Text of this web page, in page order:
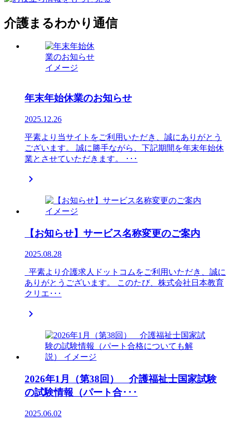
介護まるわかり通信
年末年始休業のお知らせ
2025.12.26
平素より当サイトをご利用いただき、誠にありがとう
ございます。 誠に勝手ながら、下記期間を年末年始休
業とさせていただきます。 ･･･

【お知らせ】サービス名称変更のご案内
2025.08.28
平素より介護求人ドットコムをご利用いただき、誠に
ありがとうございます。 このたび、株式会社日本教育
クリエ･･･

2026年1月（第38回） 介護福祉士国家試験
の試験情報（パート合･･･
2025.06.02